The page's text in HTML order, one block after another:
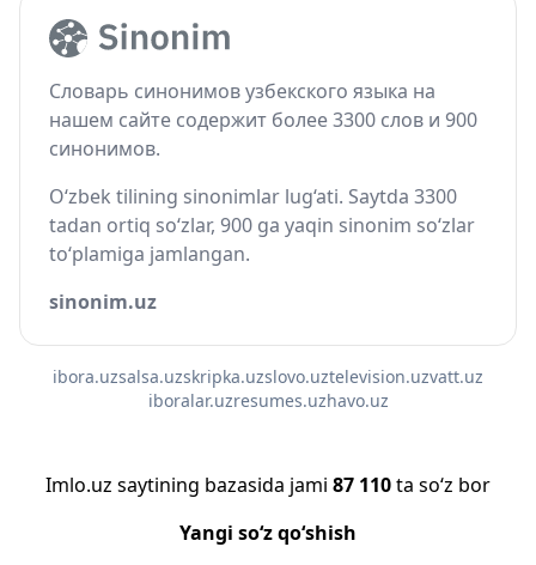
Словарь синонимов узбекского языка на
нашем сайте содержит более 3300 слов и 900
синонимов.
O‘zbek tilining sinonimlar lug‘ati. Saytda 3300
tadan ortiq so‘zlar, 900 ga yaqin sinonim so‘zlar
to‘plamiga jamlangan.
sinonim.uz
ibora.uzsalsa.uzskripka.uzslovo.uztelevision.uzvatt.uz
iboralar.uzresumes.uzhavo.uz
Imlo.uz saytining bazasida jami 87 110ta so‘z bor
Yangi so‘z qo‘shish